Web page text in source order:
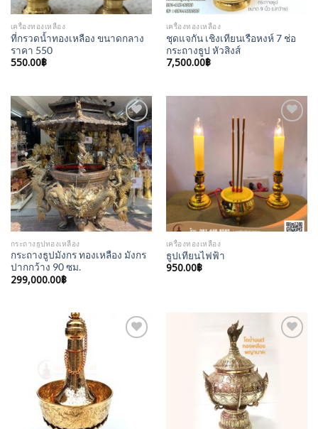
เครื่องทองเหลือง
ที่กรวดน้ำทองเหลือง ขนาดกลาง
ราคา 550
550.00฿
เครื่องทองเหลือง
ชุดแจกัน เชิงเทียนเรือหงห์ 7 ช่อ
กระถางธูป หัวสิงส์
7,500.00฿
Add to
Wishlist
กระถางธูปทองเหลือง
กระถางธูปมังกร ทองเหลือง มังกร
ปากกว้าง 90 ซม.
299,000.00฿
Add to
Wishlist
เครื่องทองเหลือง
ธูปเทียนไฟฟ้า
950.00฿